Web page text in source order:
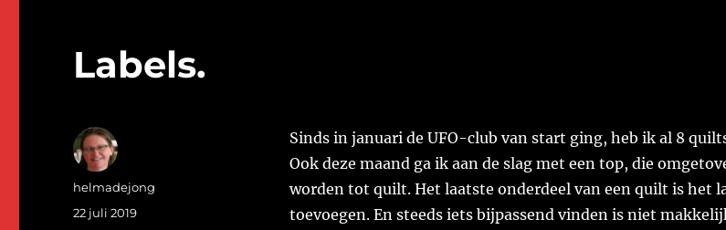
Labels.
Sinds in januari de UFO-club van start ging, heb ik al 8
Ook deze maand ga ik aan de slag met een top, die
worden tot quilt. Het laatste onderdeel van een quilt is het
toevoegen. En steeds iets bijpassend vinden is niet
Auteur
helmadejong
Geplaatst
22 juli 2019